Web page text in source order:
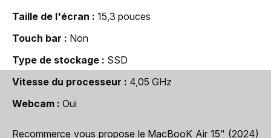
Taille de l'écran
15,3 pouces
Touch bar
Non
Type de stockage
SSD
Vitesse du processeur
4,05 GHz
Webcam
Oui
Recommerce vous propose le MacBooK Air 15" (2024)